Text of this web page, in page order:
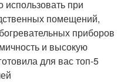
Свечной обогреватель
при
помещений,
приборов
и высокую
для вас топ-5